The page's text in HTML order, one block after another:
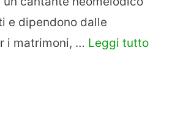
e dipendono dalle
i matrimoni, … Leggi tutto